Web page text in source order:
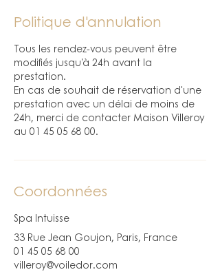
Politique d'annulation
Tous les rendez-vous peuvent être
modifiés jusqu’à 24h avant la
prestation.
En cas de souhait de réservation d'une
prestation avec un délai de moins de
24h, merci de contacter Maison Villeroy
au 01 45 05 68 00.
Coordonnées
Spa Intuisse
33 Rue Jean Goujon, Paris, France
01 45 05 68 00
villeroy@voiledor.com